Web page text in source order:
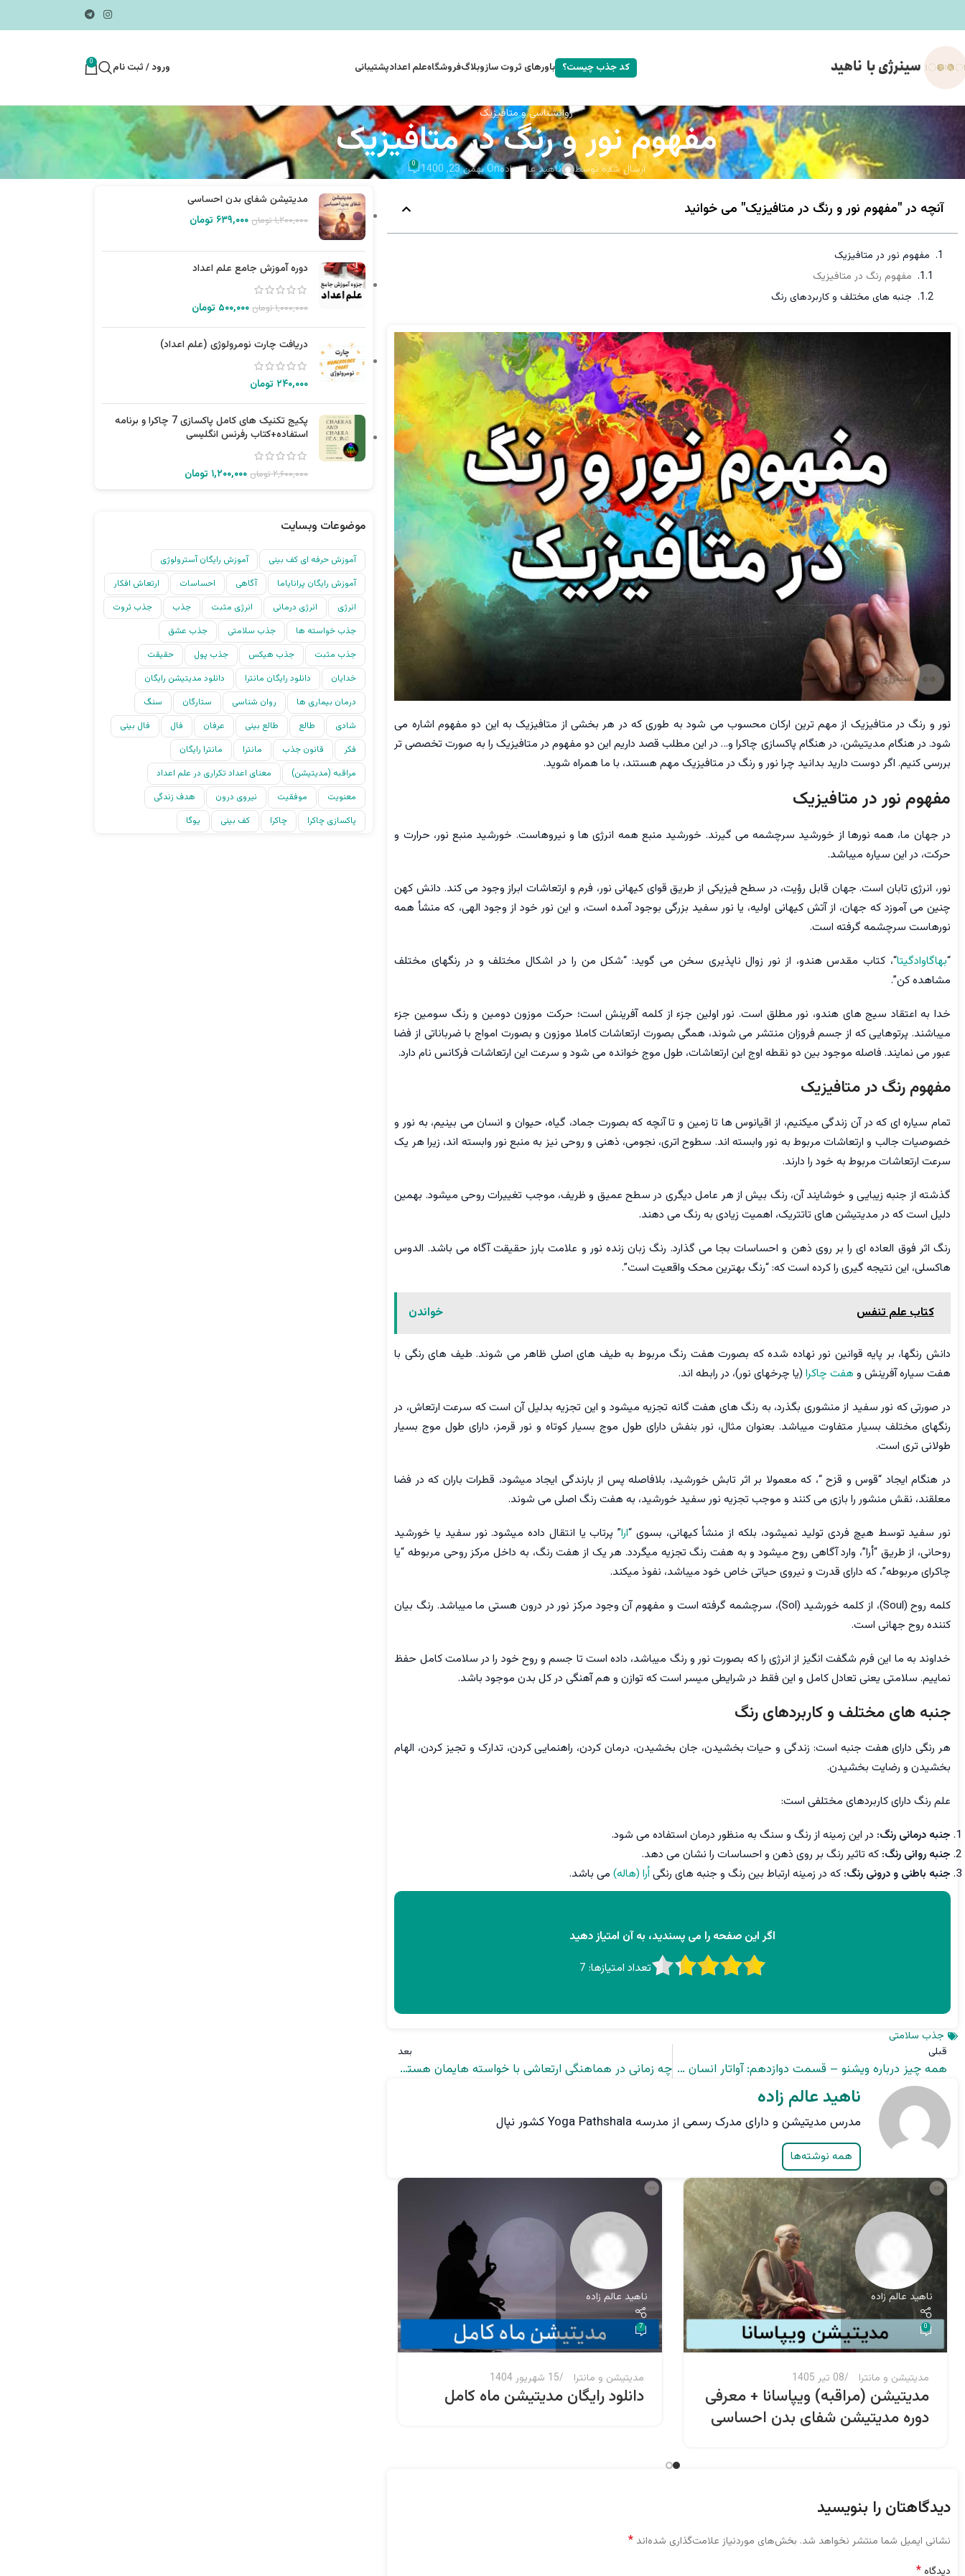
کد جذب چیست؟ باورهای ثروت سازوبلاگفروشگاهعلم اعدادپشتیبانی ورود / ثبت نام 0
روانشناسی و متافیزیک
مفهوم نور و رنگ در متافیزیک
ارسال شده توسط ناهید عالم زادهOn بهمن 23, 1400 0
آنچه در "مفهوم نور و رنگ در متافیزیک" می خوانید
مفهوم نور در متافیزیک
مفهوم رنگ در متافیزیک
جنبه های مختلف و کاربردهای رنگ
نور و رنگ در متافیزیک از مهم ترین ارکان محسوب می شود به طوری که در هر بخشی از متافیزیک به این دو مفهوم اشاره می
شود. در هنگام مدیتیشن، در هنگام پاکسازی چاکرا و… در این مطلب قصد داریم این دو مفهوم در متافیزیک را به صورت تخصصی تر
بررسی کنیم. اگر دوست دارید بدانید چرا نور و رنگ در متافیزیک مهم هستند، با ما همراه شوید.
مفهوم نور در متافیزیک
در جهان ما، همه نورها از خورشید سرچشمه می گیرند. خورشید منبع همه انرژی ها و نیروهاست. خورشید منبع نور، حرارت و
حرکت، در این سیاره میباشد.
نور، انرژی تابان است. جهان قابل رؤیت، در سطح فیزیکی از طریق قوای کیهانی نور، فرم و ارتعاشات ابراز وجود می کند. دانش کهن
چنین می آموزد که جهان، از آتش کیهانی اولیه، یا نور سفید بزرگی بوجود آمده است، و این نور خود از وجود الهی، که منشأ همه
نورهاست سرچشمه گرفته است.
“بهاگاوادگیتا“، کتاب مقدس هندو، از نور زوال ناپذیری سخن می گوید: “شکل من را در اشکال مختلف و در رنگهای مختلف
مشاهده کن”.
خدا به اعتقاد سيج های هندو، نور مطلق است. نور اولین جزء از کلمه آفرینش است؛ حرکت موزون دومین و رنگ سومین جزء
میباشند. پرتوهایی که از جسم فروزان منتشر می شوند، همگی بصورت ارتعاشات كاملا موزون و بصورت امواج با ضرباناتی از فضا
عبور می نمایند. فاصله موجود بین دو نقطه اوج این ارتعاشات، طول موج خوانده می شود و سرعت این ارتعاشات فرکانس نام دارد.
مفهوم رنگ در متافیزیک
تمام سیاره ای که در آن زندگی میکنیم، از اقیانوس ها تا زمین و تا آنچه که بصورت جماد، گیاه، حیوان و انسان می بینیم، به نور و
خصوصیات جالب و ارتعاشات مربوط به نور وابسته اند. سطوح اتری، نجومی، ذهنی و روحی نیز به منبع نور وابسته اند، زیرا هر یک
سرعت ارتعاشات مربوط به خود را دارند.
گذشته از جنبه زیبایی و خوشایند آن، رنگ بیش از هر عامل دیگری در سطح عميق و ظریف، موجب تغییرات روحی میشود. بهمین
دلیل است که در مدیتیشن های تاتتریک، اهمیت زیادی به رنگ می دهند.
رنگ اثر فوق العاده ای را بر روی ذهن و احساسات بجا می گذارد. رنگ زبان زنده نور و علامت بارز حقیقت آگاه می باشد. الدوس
هاکسلی، این نتیجه گیری را کرده است که: “رنگ بهترین محک واقعیت است”.
خواندن کتاب علم تنفس
دانش رنگها، بر پایه قوانین نور نهاده شده که بصورت هفت رنگ مربوط به طیف های اصلی ظاهر می شوند. طیف های رنگی با
هفت سیاره آفرینش و هفت چاکرا (یا چرخهای نور)، در رابطه اند.
در صورتی که نور سفید از منشوری بگذرد، به رنگ های هفت گانه تجزیه میشود و این تجزیه بدلیل آن است که سرعت ارتعاش، در
رنگهای مختلف بسیار متفاوت میباشد. بعنوان مثال، نور بنفش دارای طول موج بسیار کوتاه و نور قرمز، دارای طول موج بسیار
طولانی تری است.
در هنگام ایجاد “قوس و قزح “، که معمولا بر اثر تابش خورشید، بلافاصله پس از بارندگی ایجاد میشود، قطرات باران که در فضا
معلقند، نقش منشور را بازی می کنند و موجب تجزیه نور سفید خورشید، به هفت رنگ اصلی می شوند.
نور سفید توسط هیچ فردی تولید نمیشود، بلکه از منشأ کیهانی، بسوی “ارا” پرتاب یا انتقال داده میشود. نور سفید یا خورشید
روحانی، از طریق “أرا”، وارد آگاهی روح میشود و به هفت رنگ تجزیه میگردد. هر یک از هفت رنگ، به داخل مركز روحی مربوطه “یا
چاکرای مربوطه”، که دارای قدرت و نیروی حیاتی خاص خود میباشد، نفوذ میکند.
كلمه روح (Soul)، از کلمه خورشید (Sol)، سرچشمه گرفته است و مفهوم آن وجود مرکز نور در درون هستی ما میباشد. رنگ بیان
کننده روح جهانی است.
خداوند به ما این فرم شگفت انگیز از انرژی را که بصورت نور و رنگ میباشد، داده است تا جسم و روح خود را در سلامت کامل حفظ
نماییم. سلامتی یعنی تعادل کامل و این فقط در شرایطی میسر است که توازن و هم آهنگی در کل بدن موجود باشد.
جنبه های مختلف و کاربردهای رنگ
هر رنگی دارای هفت جنبه است: زندگی و حیات بخشیدن، جان بخشیدن، درمان کردن، راهنمایی کردن، تدارک و تجیز کردن، الهام
بخشیدن و رضایت بخشیدن.
علم رنگ دارای کاربردهای مختلفی است:
جنبه درمانی رنگ: در این زمینه از رنگ و سنگ به منظور درمان استفاده می شود.
جنبه روانی رنگ: که تاثیر رنگ بر روی ذهن و احساسات را نشان می دهد.
جنبه باطنی و درونی رنگ: که در زمینه ارتباط بین رنگ و جنبه های رنگیاُرا (هاله) می باشد.
اگر این صفحه را می پسندید، به آن امتیاز دهید
تعداد امتیازها: 7
جذب سلامتی
قبلی
همه چیز درباره ویشنو – قسمت دوازدهم: آواتار انسان – شیر (Nara Simha) تجلی چهارم ویشنو
بعد
چه زمانی در هماهنگی ارتعاشی با خواسته هایمان هستیم؟
ناهید عالم زاده
مدرس مدیتیشن و دارای مدرک رسمی از مدرسه Yoga Pathshala کشور نپال
همه نوشته‌ها
ناهید عالم زاده
0
مدیتیشن و مانترا 08 تیر 1405
مدیتیشن (مراقبه) ویپاسانا + معرفی
دوره مدیتیشن شفای بدن احساسی
ناهید عالم زاده
7
مدیتیشن و مانترا 15 شهریور 1404
دانلود رایگان مدیتیشن ماه کامل
دیدگاهتان را بنویسید
نشانی ایمیل شما منتشر نخواهد شد. بخش‌های موردنیاز علامت‌گذاری شده‌اند *
دیدگاه*
مدیتیشن شفای بدن احساسی
۱,۲۰۰,۰۰۰تومان ۶۳۹,۰۰۰ تومان
دوره آموزش جامع علم اعداد
۱,۰۰۰,۰۰۰تومان ۵۰۰,۰۰۰ تومان
دریافت چارت نومرولوژی (علم اعداد)
۲۴۰,۰۰۰ تومان
پکیج تکنیک های کامل پاکسازی 7 چاکرا و برنامه
استفاده+کتاب رفرنس انگلیسی
۲,۶۰۰,۰۰۰تومان ۱,۲۰۰,۰۰۰ تومان
موضوعات وبسایت
آموزش حرفه ای کف بینی
آموزش رایگان آسترولوژی
آموزش رایگان پرانایاما
آگاهی احساسات
ارتعاش افکار
انرژی
انرژی درمانی انرژی مثبت جذب
جذب ثروت
جذب خواسته ها
جذب سلامتی
جذب عشق
جذب مثبت
جذب هیکس جذب پول
حقیقت
خدایان
دانلود رایگان مانترا
دانلود مدیتیشن رایگان
درمان بیماری ها
روان شناسی ستارگان
سنگ
شادی
طالع طالع بینی عرفان فال
فال بینی
فکر
قانون جذب مانترا
مانترا رایگان
مراقبه (مدیتیشن)
معنای اعداد تکراری در علم اعداد
معنویت
موفقیت نیروی درون
هدف زندگی
پاکسازی چاکرا
چاکرا کف بینی یوگا